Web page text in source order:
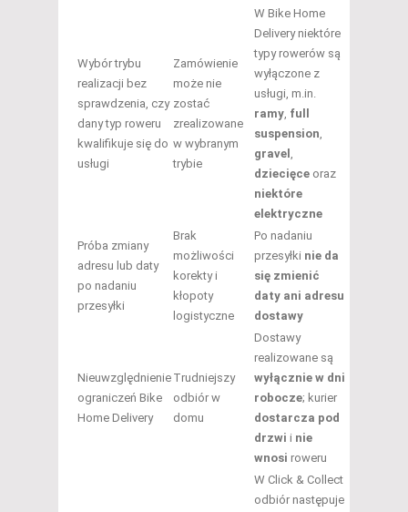
Wybór trybu
realizacji bez
sprawdzenia, czy
dany typ roweru
kwalifikuje się do
usługi
Zamówienie
może nie
zostać
zrealizowane
w wybranym
trybie
W Bike Home
Delivery niektóre
typy rowerów są
wyłączone z
usługi, m.in.
ramy, full
suspension,
gravel ,
dziecięce oraz
niektóre
elektryczne
Próba zmiany
adresu lub daty
po nadaniu
przesyłki
Brak
możliwości
korekty i
kłopoty
logistyczne
Po nadaniu
przesyłki nie da
się zmienić
daty ani adresu
dostawy
Nieuwzględnienie
ograniczeń Bike
Home Delivery
Trudniejszy
odbiór w
domu
Dostawy
realizowane są
wyłącznie w dni
robocze; kurier
dostarcza pod
drzwi i nie
wnosi roweru
W Click & Collect
odbiór następuje